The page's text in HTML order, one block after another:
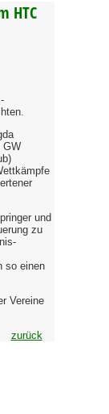
HTC
GW
und
zu
so einen
Vereine
zurück